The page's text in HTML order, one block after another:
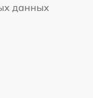
данных